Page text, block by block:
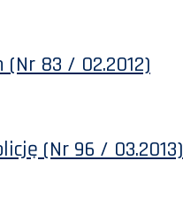
(Nr 83 / 02.2012)
(Nr 96 / 03.2013)